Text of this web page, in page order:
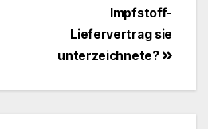
Impfstoff-
Liefervertrag sie
unterzeichnete?